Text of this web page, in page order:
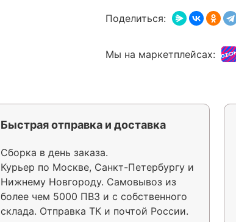
Поделиться:
Мы на маркетплейсах:
Быстрая отправка и доставка
Сборка в день заказа.
Курьер по Москве, Санкт-Петербургу и
Нижнему Новгороду. Самовывоз из
более чем 5000 ПВЗ и с собственного
склада. Отправка ТК и почтой России.